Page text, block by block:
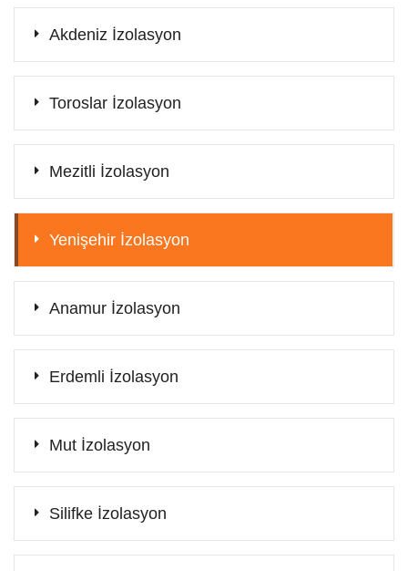
Akdeniz İzolasyon
Toroslar İzolasyon
Mezitli İzolasyon
Yenişehir İzolasyon
Anamur İzolasyon
Erdemli İzolasyon
Mut İzolasyon
Silifke İzolasyon